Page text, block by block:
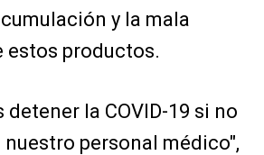
y la mala
estos productos.
detener la COVID-19 si no
personal médico",